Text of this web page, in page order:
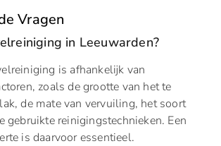
Vragen
in Leeuwarden?
is afhankelijk van
zoals de grootte van het te
de mate van vervuiling, het soort
gebruikte reinigingstechnieken. Een
is daarvoor essentieel.